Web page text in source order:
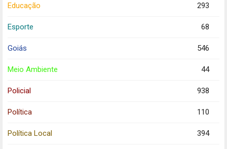
Educação 293
Esporte 68
Goiás 546
Meio Ambiente 44
Policial 938
Política 110
Política Local 394